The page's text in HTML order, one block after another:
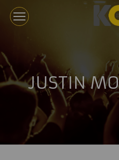
À
ÉVÉNEMENTS
JUSTIN